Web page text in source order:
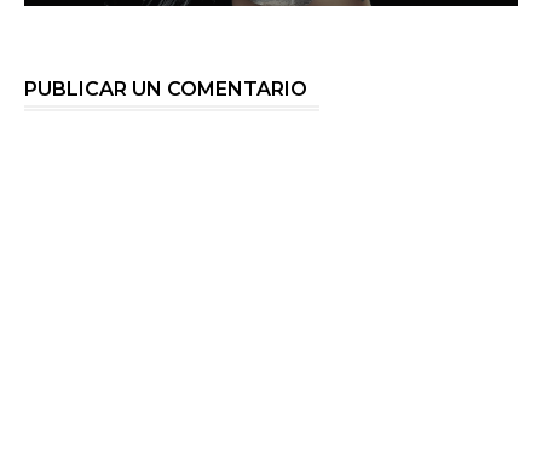
PUBLICAR UN COMENTARIO